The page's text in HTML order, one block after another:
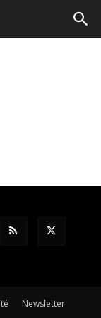
Newsletter